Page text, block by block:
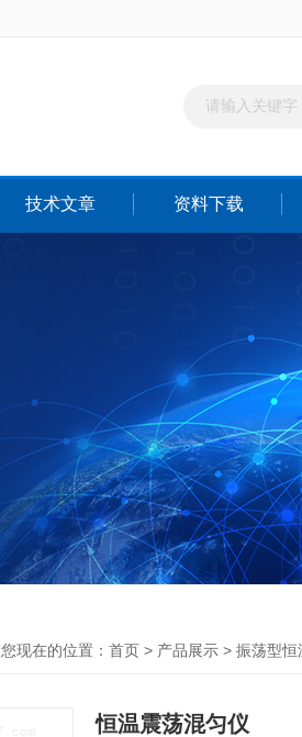
技术文章 资料下载
您现在的位置： 首页 > 产品展示 > 振荡型恒
恒温震荡混匀仪